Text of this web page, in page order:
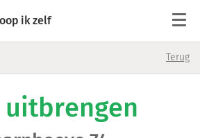
ik zelf
Woningaanbod
Terug
uitbrengen